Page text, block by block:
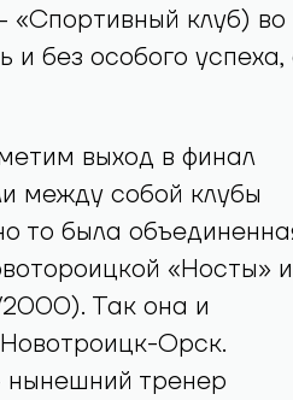
«Спортивный клуб) во
и без особого успеха,
выход в финал
между собой клубы
то была
«Носты» и
Так она и
Орск.
нынешний тренер